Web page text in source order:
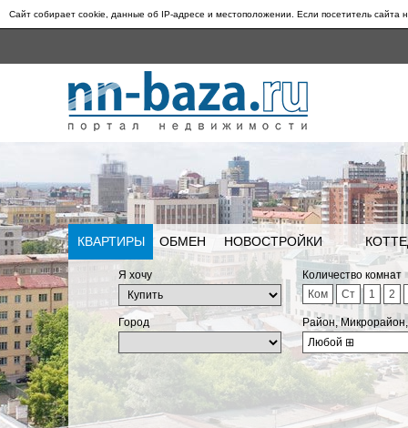
Сайт собирает cookie, данные об IP-адресе и местоположении. Если посетитель сайта
КВАРТИРЫ ОБМЕН НОВОСТРОЙКИ
Я хочу
Количество комнат
Ком
Ст 1 2
Город
Район,
Любой ⊞